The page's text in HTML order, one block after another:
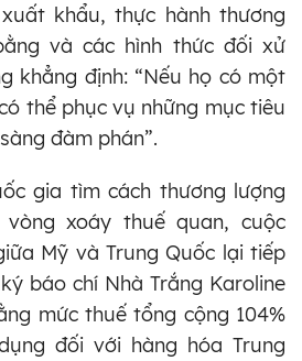
khẩu, thực hành thương
và các hình thức đối xử
khẳng định: “Nếu họ có một
thể phục vụ những mục tiêu
đàm phán”.
gia tìm cách thương lượng
xoáy thuế quan, cuộc
Mỹ và Trung Quốc lại tiếp
báo chí Nhà Trắng Karoline
mức thuế tổng cộng 104%
đối với hàng hóa Trung